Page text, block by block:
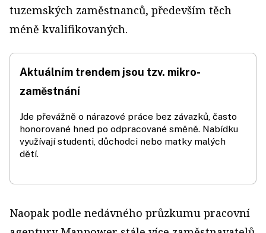
tuzemských zaměstnanců, především těch
méně kvalifikovaných.
Aktuálním trendem jsou tzv. mikro­
zaměstnání
Jde převážně o nárazové práce bez závazků, často
honorované hned po odpracované směně. Nabídku
využívají studenti, důchodci nebo matky malých
dětí.
Naopak podle nedávného průzkumu pracovní